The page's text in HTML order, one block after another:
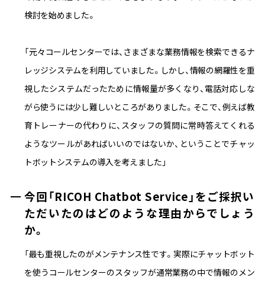
検討を始めました。
「元々コールセンターでは、さまざまな業務情報を検索できるナ
レッジシステムを利用していました。しかし、情報の網羅性を重
視したシステムだったために情報量が多くなり、電話対応しな
がら使うには少し難しいところがありました。そこで、例えば教
育トレーナーの代わりに、スタッフの質問に常時答えてくれる
ようなツールがあればいいのではないか、ということでチャッ
トボットシステムの導入を考えました」
今回「RICOH Chatbot Service」をご採択い
ただいたのはどのような理由からでしょう
か。
「最も重視したのがメンテナンス性です。実際にチャットボット
を使うコールセンターのスタッフが通常業務の中で情報のメン